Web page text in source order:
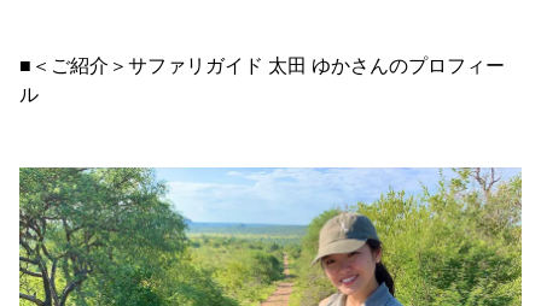
■＜ご紹介＞サファリガイド 太田 ゆかさんのプロフィー
ル